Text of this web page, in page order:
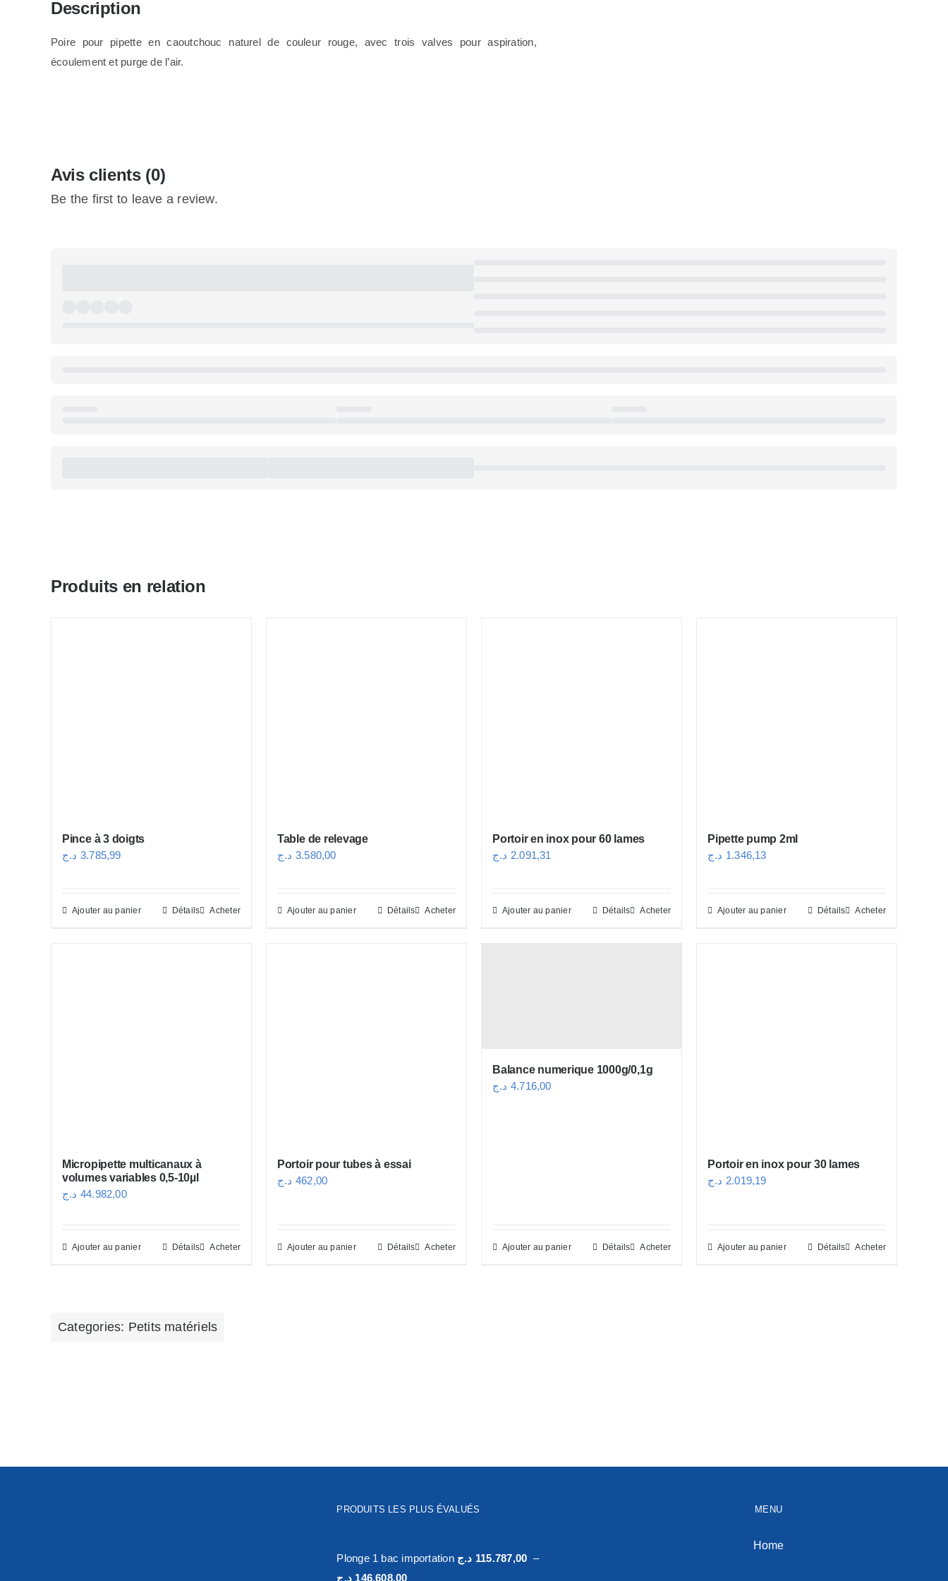
Description
Poire pour pipette en caoutchouc naturel de couleur rouge, avec trois valves pour aspiration,
écoulement et purge de l’air.
Avis clients (0)
Be the first to leave a review.
Produits en relation
Pince à 3 doigts
3.785,99 د.ج
Ajouter au panier Acheter
Détails
Table de relevage
3.580,00 د.ج
Ajouter au panier Acheter
Détails
Portoir en inox pour 60 lames
2.091,31 د.ج
Ajouter au panier Acheter
Détails
Pipette pump 2ml
1.346,13 د.ج
Ajouter au panier Acheter
Détails
Micropipette multicanaux à
volumes variables 0,5-10µl
44.982,00 د.ج
Ajouter au panier Acheter
Détails
Portoir pour tubes à essai
462,00 د.ج
Ajouter au panier Acheter
Détails
Balance numerique 1000g/0,1g
4.716,00 د.ج
Ajouter au panier Acheter
Détails
Portoir en inox pour 30 lames
2.019,19 د.ج
Ajouter au panier Acheter
Détails
Categories: Petits matériels
PRODUITS LES PLUS ÉVALUÉS
Plonge 1 bac importation 115.787,00 د.ج
–
146.608,00 د.ج Plage
MENU
Home